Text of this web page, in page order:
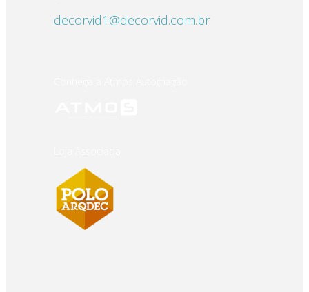
decorvid1@decorvid.com.br